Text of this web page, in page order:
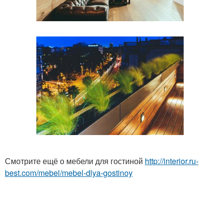
Смотрите ещё о мебели для гостиной http://interior.ru-
best.com/mebel/mebel-dlya-gostinoy